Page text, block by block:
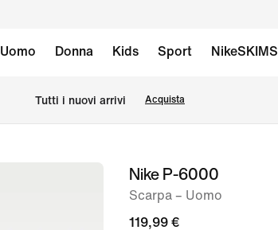
Uomo Donna Kids Sport NikeSKIMS
Tutti i nuovi arrivi Acquista
immagine
Nike P-6000
Scarpa – Uomo
119,99 €